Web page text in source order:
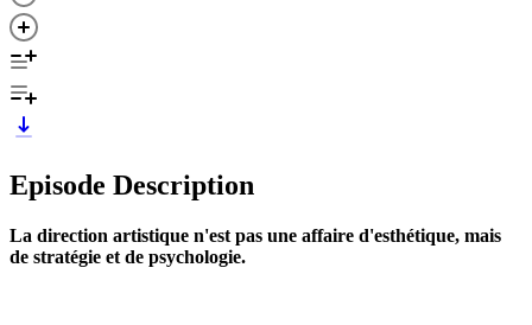
Episode Description
La direction artistique n'est pas une affaire d'esthétique, mais
de stratégie et de psychologie.